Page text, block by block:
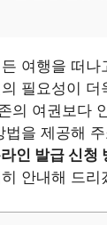
여행을 떠나
필요성이 더
의 여권보다
법을 제공해
인 발급 신청
안내해 드리